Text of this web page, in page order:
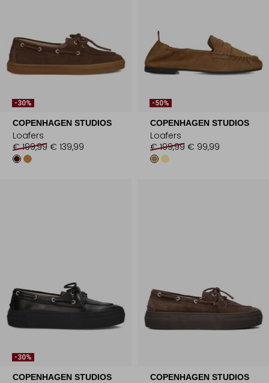
-30%
COPENHAGEN STUDIOS
Loafers
€ 199,99 € 139,99
-50%
COPENHAGEN STUDIOS
Loafers
€ 199,99 € 99,99
-30%
COPENHAGEN STUDIOS COPENHAGEN STUDIOS